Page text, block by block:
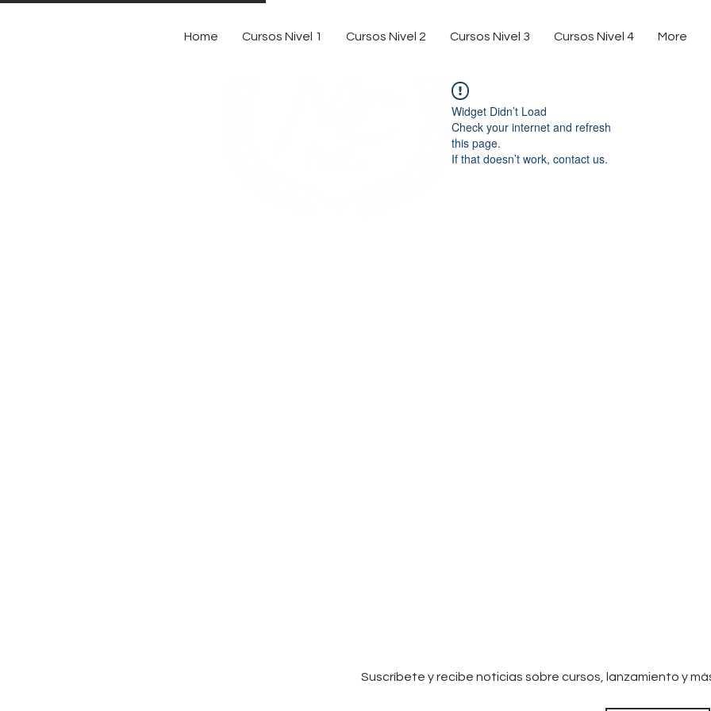
Home Cursos Nivel 1 Cursos Nivel 2 Cursos Nivel 3 Cursos Nivel 4 More
Widget Didn’t Load
Check your internet and refresh
this page.
If that doesn’t work, contact us.
Suscríbete y recibe noticias sobre cursos, lanzamiento y